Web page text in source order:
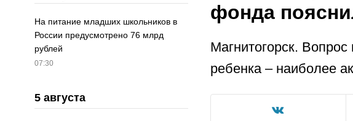
На питание младших школьников в
России предусмотрено 76 млрд
рублей
07:30
5 августа
фонда
Магнитогорск.
ребенка – наиболее